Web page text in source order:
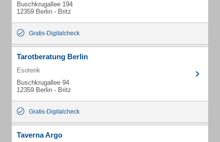
Buschkrugallee 194
12359 Berlin - Britz
Gratis-Digitalcheck
Tarotberatung Berlin
Esoterik
Buschkrugallee 94
12359 Berlin - Britz
Gratis-Digitalcheck
Taverna Argo